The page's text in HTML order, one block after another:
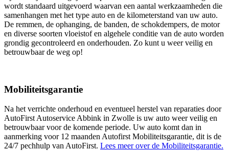
wordt standaard uitgevoerd waarvan een aantal werkzaamheden die
samenhangen met het type auto en de kilometerstand van uw auto.
De remmen, de ophanging, de banden, de schokdempers, de motor
en diverse soorten vloeistof en algehele conditie van de auto worden
grondig gecontroleerd en onderhouden. Zo kunt u weer veilig en
betrouwbaar de weg op!
Mobiliteitsgarantie
Na het verrichte onderhoud en eventueel herstel van reparaties door
AutoFirst Autoservice Abbink in Zwolle is uw auto weer veilig en
betrouwbaar voor de komende periode. Uw auto komt dan in
aanmerking voor 12 maanden Autofirst Mobiliteitsgarantie, dit is de
24/7 pechhulp van AutoFirst. Lees meer over de Mobiliteitsgarantie.